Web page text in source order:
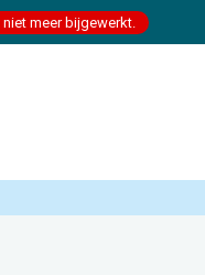
meer bijgewerkt.